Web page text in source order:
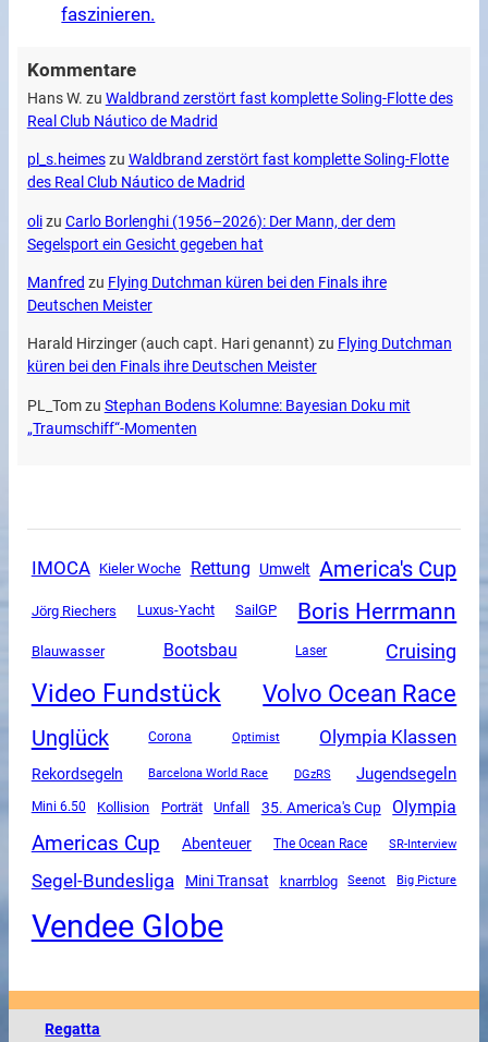
faszinieren.
Kommentare
Hans W. zu Waldbrand zerstört fast komplette Soling-Flotte des
Real Club Náutico de Madrid
pl_s.heimeszu Waldbrand zerstört fast komplette Soling-Flotte
des Real Club Náutico de Madrid
olizu Carlo Borlenghi (1956–2026): Der Mann, der dem
Segelsport ein Gesicht gegeben hat
Manfred zu Flying Dutchman küren bei den Finals ihre
Deutschen Meister
Harald Hirzinger (auch capt. Hari genannt) zu Flying Dutchman
küren bei den Finals ihre Deutschen Meister
PL_Tomzu Stephan Bodens Kolumne: Bayesian Doku mit
„Traumschiff“-Momenten
IMOCA Kieler Woche Rettung Umwelt America's Cup
Jörg Riechers Luxus-Yacht SailGP Boris Herrmann
Blauwasser Bootsbau Laser Cruising
Video Fundstück Volvo Ocean Race
Unglück Corona Optimist Olympia Klassen
Rekordsegeln Barcelona World Race DGzRS Jugendsegeln
Mini 6.50 Kollision Porträt Unfall 35. America's Cup Olympia
Americas Cup Abenteuer The Ocean Race SR-Interview
Segel-Bundesliga Mini Transat knarrblog Seenot Big Picture
Vendee Globe
Regatta